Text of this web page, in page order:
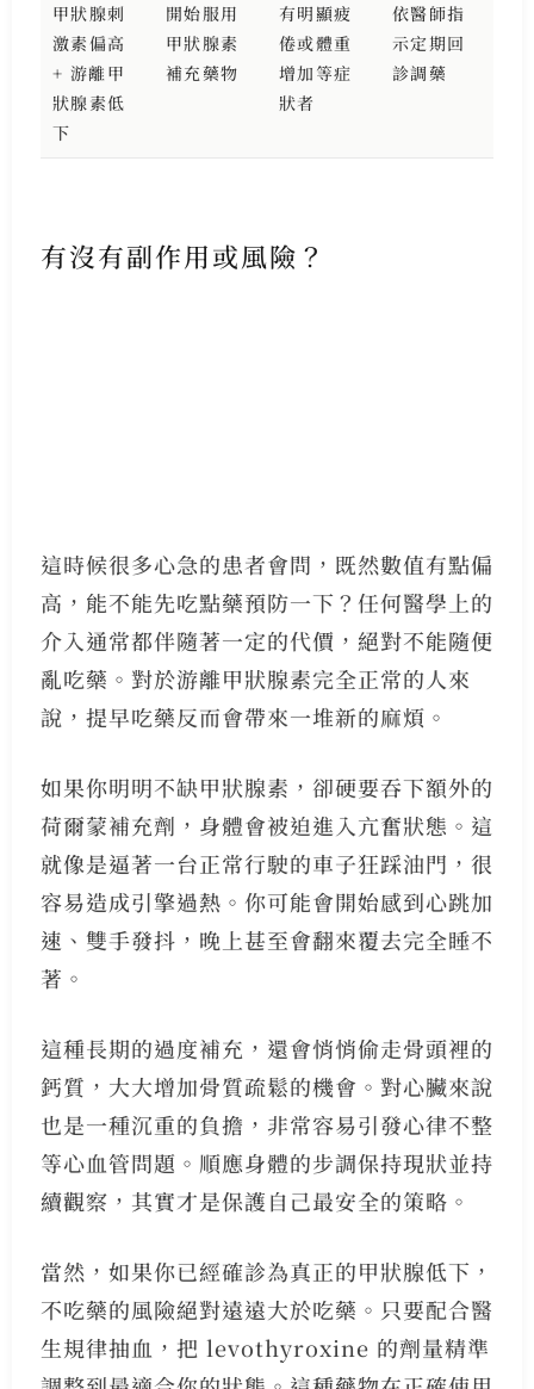
甲狀腺刺
激素偏高
+ 游離甲
狀腺素低
下
開始服用
甲狀腺素
補充藥物
有明顯疲
倦或體重
增加等症
狀者
依醫師指
示定期回
診調藥
有沒有副作用或風險？
這時候很多心急的患者會問，既然數值有點偏
高，能不能先吃點藥預防一下？任何醫學上的
介入通常都伴隨著一定的代價，絕對不能隨便
亂吃藥。對於游離甲狀腺素完全正常的人來
說，提早吃藥反而會帶來一堆新的麻煩。
如果你明明不缺甲狀腺素，卻硬要吞下額外的
荷爾蒙補充劑，身體會被迫進入亢奮狀態。這
就像是逼著一台正常行駛的車子狂踩油門，很
容易造成引擎過熱。你可能會開始感到心跳加
速、雙手發抖，晚上甚至會翻來覆去完全睡不
著。
這種長期的過度補充，還會悄悄偷走骨頭裡的
鈣質，大大增加骨質疏鬆的機會。對心臟來說
也是一種沉重的負擔，非常容易引發心律不整
等心血管問題。順應身體的步調保持現狀並持
續觀察，其實才是保護自己最安全的策略。
當然，如果你已經確診為真正的甲狀腺低下，
不吃藥的風險絕對遠遠大於吃藥。只要配合醫
生規律抽血，把 levothyroxine 的劑量精準